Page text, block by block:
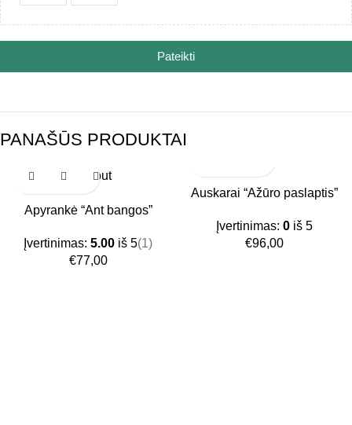
Pateikti
PANAŠŪS PRODUKTAI
Sold out
Apyrankė “Ant bangos”
Įvertinimas: 5.00 iš 5(1)
€77,00
Auskarai “Ažūro paslaptis”
Įvertinimas: 0iš 5
€96,00